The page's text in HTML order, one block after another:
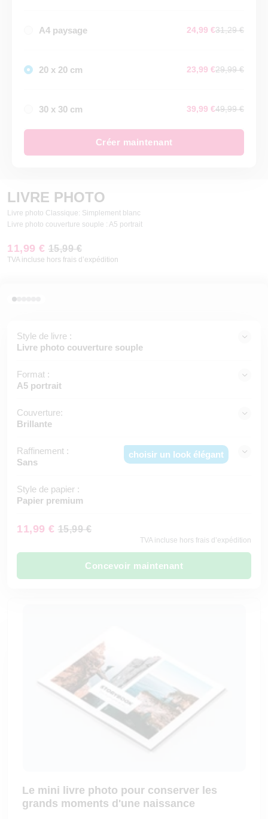
A4 paysage 24,99 €31,29 €
20 x 20 cm 23,99 €29,99 €
30 x 30 cm 39,99 €49,99 €
Créer maintenant
LIVRE PHOTO
Livre photo Classique: Simplement blanc
Livre photo couverture souple : A5 portrait
11,99 € 15,99 €
TVA incluse hors frais d’expédition
Style de livre :
Livre photo couverture souple
Format :
A5 portrait
Couverture:
Brillante
Raffinement :
Sans
choisir un look élégant
Style de papier :
Papier premium
11,99 € 15,99 €
TVA incluse hors frais d’expédition
Concevoir maintenant
Le mini livre photo pour conserver les
grands moments d'une naissance